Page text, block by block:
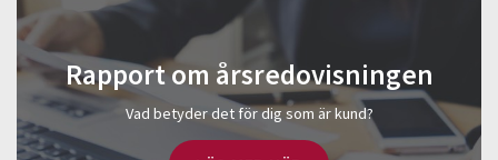
Rapport om årsredovisningen
Vad betyder det för dig som är kund?